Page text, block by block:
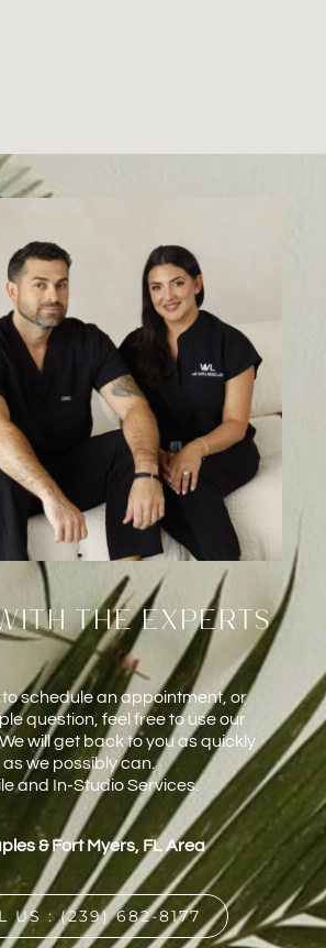
the experts
to schedule an appointment, or
question, feel free to use our
will get back to you as quickly
as we possibly can.
and In-Studio Services.
& Fort Myers, FL Area
US : (239) 682-8177